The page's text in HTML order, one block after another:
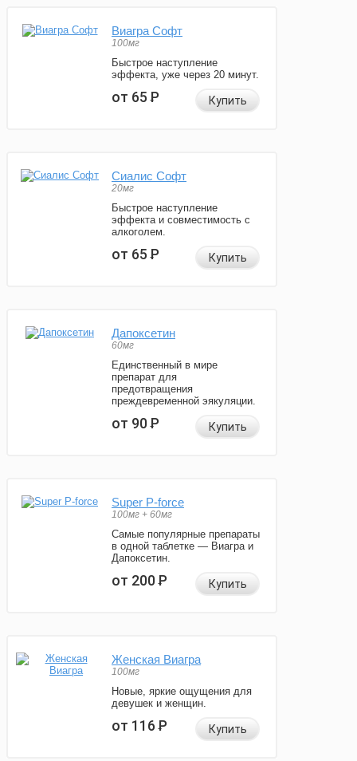
Виагра Софт
100мг
Быстрое наступление
эффекта, уже через 20 минут.
от 65Р Купить
Сиалис Софт
20мг
Быстрое наступление
эффекта и совместимость с
алкоголем.
от 65Р Купить
Дапоксетин
60мг
Единственный в мире
препарат для
предотвращения
преждевременной эякуляции.
от 90Р Купить
Super P-force
100мг + 60мг
Самые популярные препараты
в одной таблетке — Виагра и
Дапоксетин.
от 200Р Купить
Женская Виагра
100мг
Новые, яркие ощущения для
девушек и женщин.
от 116Р Купить